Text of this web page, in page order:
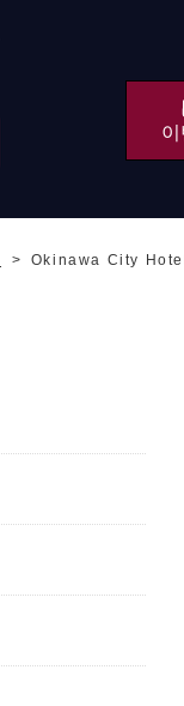
이
Okinawa City Hotel